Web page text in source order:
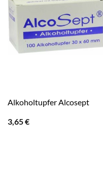
Alkoholtupfer Alcosept
3,65€